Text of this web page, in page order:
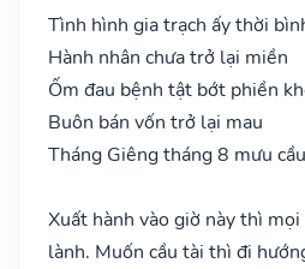
Tình hình gia trạch ấy thời
Hành nhân chưa trở lại miền
Ốm đau bệnh tật bớt phiền
Buôn bán vốn trở lại mau
Tháng Giêng tháng 8 mưu
Xuất hành vào giờ này thì
lành. Muốn cầu tài thì đi